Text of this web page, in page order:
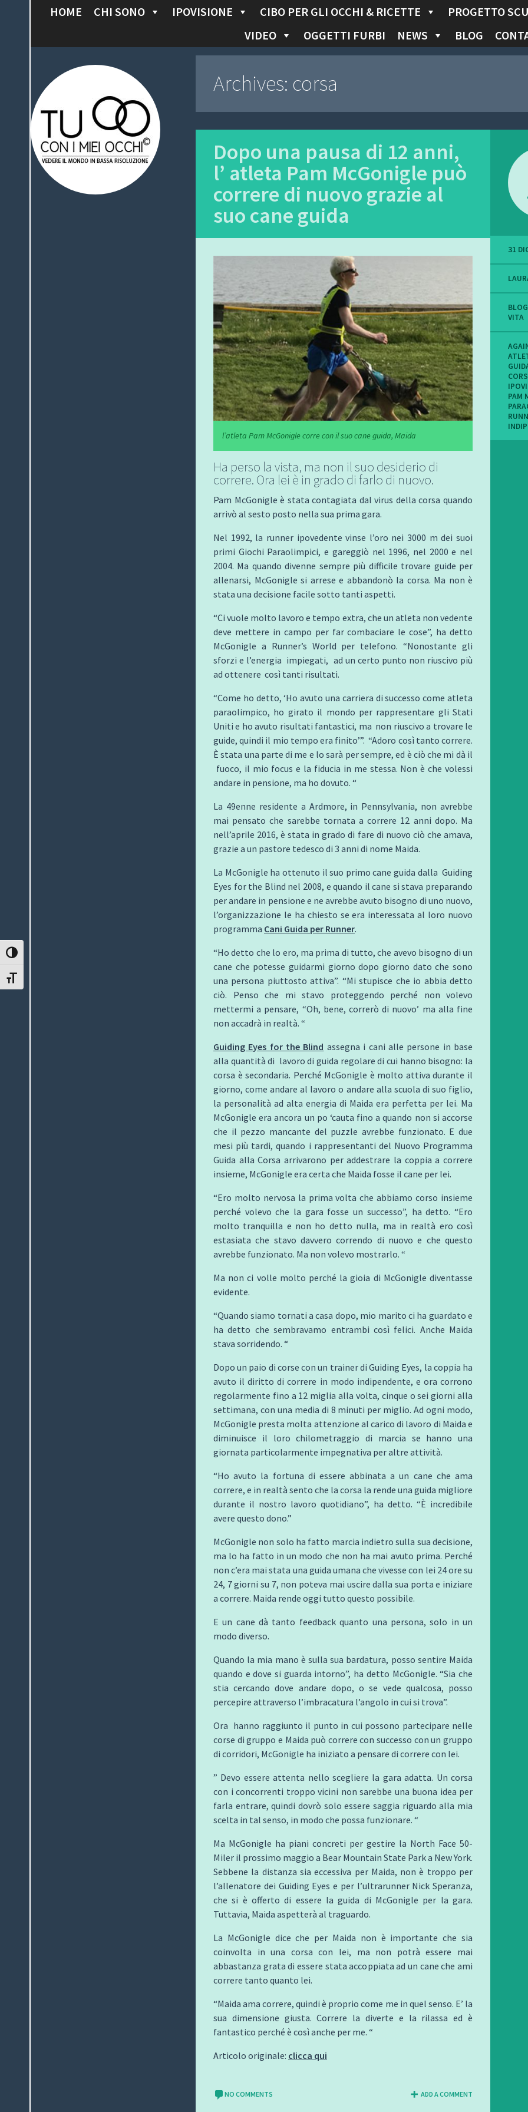
ATTIVA/DISATTIVA ALTO CONTRASTO
ATTIVA/DISATTIVA DIMENSIONE TESTO
I
C
O
N
T
HOME CHI SONO IPOVISIONE CIBO PER GLI OCCHI & RICETTE PROGETTO
VIDEO
OGGETTI FURBI NEWS BLOG
Tu con i miei
occhi
Archives: corsa
Dopo una pausa di 12 anni,
l’ atleta Pam McGonigle può
correre di nuovo grazie al
suo cane guida
l’atleta Pam McGonigle corre con il suo cane guida, Maida
Ha perso la vista, ma non il suo desiderio di
correre. Ora lei è in grado di farlo di nuovo.
Pam McGonigle è stata contagiata dal virus della corsa quando
arrivò al sesto posto nella sua prima gara.
Nel 1992, la runner ipovedente vinse l’oro nei 3000 m dei suoi
primi Giochi Paraolimpici, e gareggiò nel 1996, nel 2000 e nel
2004. Ma quando divenne sempre più difficile trovare guide per
allenarsi, McGonigle si arrese e abbandonò la corsa. Ma non è
stata una decisione facile sotto tanti aspetti.
“Ci vuole molto lavoro e tempo extra, che un atleta non vedente
deve mettere in campo per far combaciare le cose”, ha detto
McGonigle a Runner’s World per telefono. “Nonostante gli
sforzi e l’energia impiegati, ad un certo punto non riuscivo più
ad ottenere così tanti risultati.
“Come ho detto, ‘Ho avuto una carriera di successo come atleta
paraolimpico, ho girato il mondo per rappresentare gli Stati
Uniti e ho avuto risultati fantastici, ma non riuscivo a trovare le
guide, quindi il mio tempo era finito’”. “Adoro così tanto correre.
È stata una parte di me e lo sarà per sempre, ed è ciò che mi dà il
fuoco, il mio focus e la fiducia in me stessa. Non è che volessi
andare in pensione, ma ho dovuto. “
La 49enne residente a Ardmore, in Pennsylvania, non avrebbe
mai pensato che sarebbe tornata a correre 12 anni dopo. Ma
nell’aprile 2016, è stata in grado di fare di nuovo ciò che amava,
grazie a un pastore tedesco di 3 anni di nome Maida.
La McGonigle ha ottenuto il suo primo cane guida dalla Guiding
Eyes for the Blind nel 2008, e quando il cane si stava preparando
per andare in pensione e ne avrebbe avuto bisogno di uno nuovo,
l’organizzazione le ha chiesto se era interessata al loro nuovo
programma Cani Guida per Runner.
“Ho detto che lo ero, ma prima di tutto, che avevo bisogno di un
cane che potesse guidarmi giorno dopo giorno dato che sono
una persona piuttosto attiva”. “Mi stupisce che io abbia detto
ciò. Penso che mi stavo proteggendo perché non volevo
mettermi a pensare, “Oh, bene, correrò di nuovo’ ma alla fine
non accadrà in realtà. “
Guiding Eyes for the Blind assegna i cani alle persone in base
alla quantità di lavoro di guida regolare di cui hanno bisogno: la
corsa è secondaria. Perché McGonigle è molto attiva durante il
giorno, come andare al lavoro o andare alla scuola di suo figlio,
la personalità ad alta energia di Maida era perfetta per lei. Ma
McGonigle era ancora un po ‘cauta fino a quando non si accorse
che il pezzo mancante del puzzle avrebbe funzionato. E due
mesi più tardi, quando i rappresentanti del Nuovo Programma
Guida alla Corsa arrivarono per addestrare la coppia a correre
insieme, McGonigle era certa che Maida fosse il cane per lei.
“Ero molto nervosa la prima volta che abbiamo corso insieme
perché volevo che la gara fosse un successo”, ha detto. “Ero
molto tranquilla e non ho detto nulla, ma in realtà ero così
estasiata che stavo davvero correndo di nuovo e che questo
avrebbe funzionato. Ma non volevo mostrarlo. “
Ma non ci volle molto perché la gioia di McGonigle diventasse
evidente.
“Quando siamo tornati a casa dopo, mio marito ci ha guardato e
ha detto che sembravamo entrambi così felici. Anche Maida
stava sorridendo. “
Dopo un paio di corse con un trainer di Guiding Eyes, la coppia ha
avuto il diritto di correre in modo indipendente, e ora corrono
regolarmente fino a 12 miglia alla volta, cinque o sei giorni alla
settimana, con una media di 8 minuti per miglio. Ad ogni modo,
McGonigle presta molta attenzione al carico di lavoro di Maida e
diminuisce il loro chilometraggio di marcia se hanno una
giornata particolarmente impegnativa per altre attività.
“Ho avuto la fortuna di essere abbinata a un cane che ama
correre, e in realtà sento che la corsa la rende una guida migliore
durante il nostro lavoro quotidiano”, ha detto. “È incredibile
avere questo dono.”
McGonigle non solo ha fatto marcia indietro sulla sua decisione,
ma lo ha fatto in un modo che non ha mai avuto prima. Perché
non c’era mai stata una guida umana che vivesse con lei 24 ore su
24, 7 giorni su 7, non poteva mai uscire dalla sua porta e iniziare
a correre. Maida rende oggi tutto questo possibile.
E un cane dà tanto feedback quanto una persona, solo in un
modo diverso.
Quando la mia mano è sulla sua bardatura, posso sentire Maida
quando e dove si guarda intorno”, ha detto McGonigle. “Sia che
stia cercando dove andare dopo, o se vede qualcosa, posso
percepire attraverso l’imbracatura l’angolo in cui si trova”.
Ora hanno raggiunto il punto in cui possono partecipare nelle
corse di gruppo e Maida può correre con successo con un gruppo
di corridori, McGonigle ha iniziato a pensare di correre con lei.
” Devo essere attenta nello scegliere la gara adatta. Un corsa
con i concorrenti troppo vicini non sarebbe una buona idea per
farla entrare, quindi dovrò solo essere saggia riguardo alla mia
scelta in tal senso, in modo che possa funzionare. “
Ma McGonigle ha piani concreti per gestire la North Face 50-
Miler il prossimo maggio a Bear Mountain State Park a New York.
Sebbene la distanza sia eccessiva per Maida, non è troppo per
l’allenatore dei Guiding Eyes e per l’ultrarunner Nick Speranza,
che si è offerto di essere la guida di McGonigle per la gara.
Tuttavia, Maida aspetterà al traguardo.
La McGonigle dice che per Maida non è importante che sia
coinvolta in una corsa con lei, ma non potrà essere mai
abbastanza grata di essere stata accoppiata ad un cane che ami
correre tanto quanto lei.
“Maida ama correre, quindi è proprio come me in quel senso. E’ la
sua dimensione giusta. Correre la diverte e la rilassa ed è
fantastico perché è così anche per me. “
Articolo originale: clicca qui
NO COMMENTS ADD A COMMENT
31
BLOG
VITA
PAM